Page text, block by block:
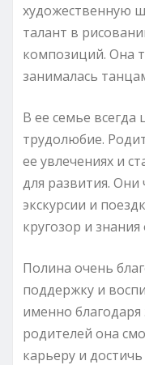
художественную
талант в
композиций. Она
занималась
В ее семье всегда
трудолюбие.
ее увлечениях и
для развития. Они
экскурсии и
кругозор и
Полина очень
поддержку и
именно
родителей она
карьеру и